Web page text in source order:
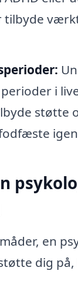
tilbyde
i
støtte
en
dig